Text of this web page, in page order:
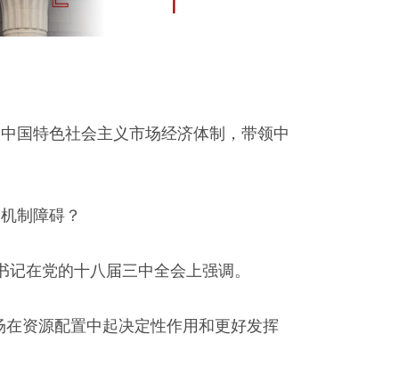
国特色社会主义市场经济体制，带领中
制障碍？
在党的十八届三中全会上强调。
资源配置中起决定性作用和更好发挥